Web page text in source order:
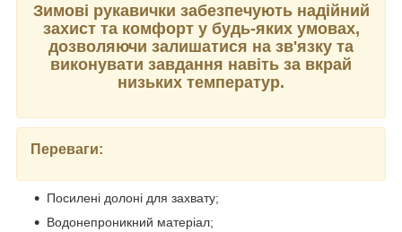
Зимові рукавички забезпечують надійний
захист та комфорт у будь-яких умовах,
дозволяючи залишатися на зв'язку та
виконувати завдання навіть за вкрай
низьких температур.
Переваги:
Посилені долоні для захвату;
Водонепроникний матеріал;